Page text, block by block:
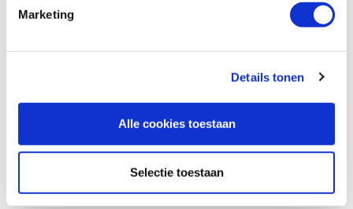
Marketing
Details tonen
Alle cookies toestaan
Selectie toestaan
€ 8,55 incl. btw
€ 7,07 excl. btw
Op voorraad
Vergelijken